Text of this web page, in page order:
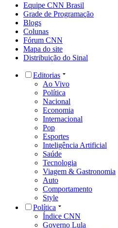
Equipe CNN Brasil
Grade de Programação
Blogs
Colunas
Fórum CNN
Mapa do site
Distribuição do Sinal
Editorias
Ao Vivo
Política
Nacional
Economia
Internacional
Pop
Esportes
Inteligência Artificial
Saúde
Tecnologia
Viagem & Gastronomia
Auto
Comportamento
Style
Política
Índice CNN
Governo Lula